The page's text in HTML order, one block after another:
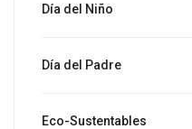
Día del Niño
Día del Padre
Eco-Sustentables